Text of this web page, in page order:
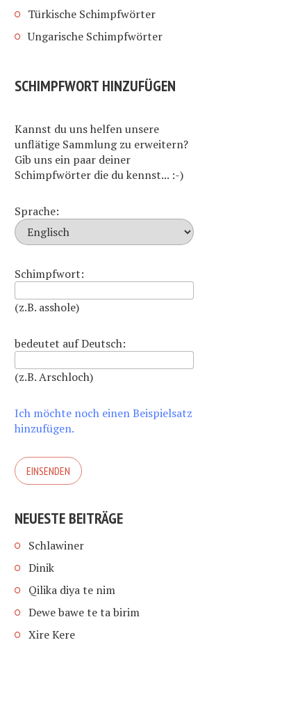
Türkische Schimpfwörter
Ungarische Schimpfwörter
SCHIMPFWORT HINZUFÜGEN
Kannst du uns helfen unsere
unflätige Sammlung zu erweitern?
Gib uns ein paar deiner
Schimpfwörter die du kennst... :-)
Sprache:
Schimpfwort:
(z.B. asshole)
bedeutet auf Deutsch:
(z.B. Arschloch)
Ich möchte noch einen Beispielsatz
hinzufügen.
NEUESTE BEITRÄGE
Schlawiner
Dinik
Qilika diya te nim
Dewe bawe te ta birim
Xire Kere